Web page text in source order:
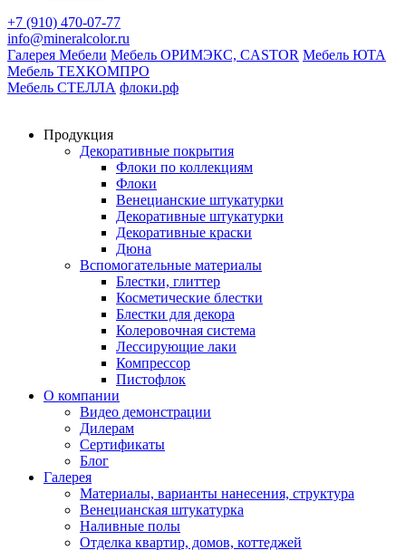
+7 (910) 470-07-77
info@mineralcolor.ru
Галерея Мебели Мебель ОРИМЭКС, CASTOR Мебель ЮТА
Мебель ТЕХКОМПРО
Мебель СТЕЛЛА флоки.рф
Продукция
Декоративные покрытия
Флоки по коллекциям
Флоки
Венецианские штукатурки
Декоративные штукатурки
Декоративные краски
Дюна
Вспомогательные материалы
Блестки, глиттер
Косметические блестки
Блестки для декора
Колеровочная система
Лессирующие лаки
Компрессор
Пистофлок
О компании
Видео демонстрации
Дилерам
Сертификаты
Блог
Галерея
Материалы, варианты нанесения, структура
Венецианская штукатурка
Наливные полы
Отделка квартир, домов, коттеджей